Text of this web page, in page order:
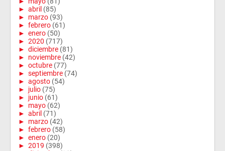
► abril (85)
► marzo (93)
► febrero (61)
► enero (50)
► 2020 (717)
► diciembre (81)
► noviembre (42)
► octubre (77)
► septiembre (74)
► agosto (54)
► julio (75)
► junio (61)
► mayo (62)
► abril (71)
► marzo (42)
► febrero (58)
► enero (20)
► 2019 (398)